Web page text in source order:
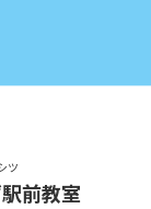
ツ
前教室